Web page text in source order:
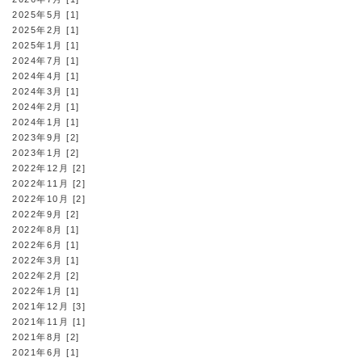
2025年5月 [1]
2025年2月 [1]
2025年1月 [1]
2024年7月 [1]
2024年4月 [1]
2024年3月 [1]
2024年2月 [1]
2024年1月 [1]
2023年9月 [2]
2023年1月 [2]
2022年12月 [2]
2022年11月 [2]
2022年10月 [2]
2022年9月 [2]
2022年8月 [1]
2022年6月 [1]
2022年3月 [1]
2022年2月 [2]
2022年1月 [1]
2021年12月 [3]
2021年11月 [1]
2021年8月 [2]
2021年6月 [1]